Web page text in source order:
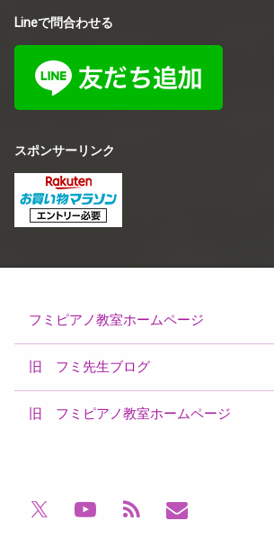
Lineで問合わせる
スポンサーリンク
フミピアノ教室ホームページ
旧 フミ先生ブログ
旧 フミピアノ教室ホームページ
YouTube
RSS メールア